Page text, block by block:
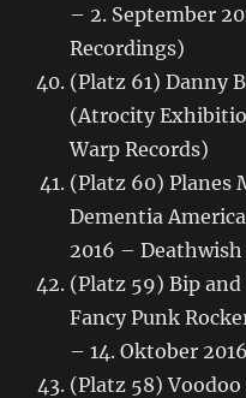
– 2. September
Recordings)
(Platz 61) Danny
(Atrocity
Warp Records)
(Platz 60) Planes
Dementia
2016 –
(Platz 59) Bip
Fancy Punk
– 14. Oktober
(Platz 58)